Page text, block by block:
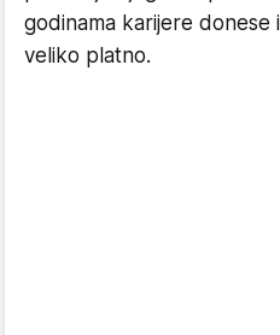
godinama karijere
veliko platno.